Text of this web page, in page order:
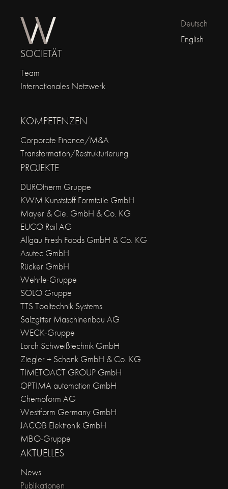
Deutsch
English
SOCIETÄT
Team
Internationales Netzwerk
KOMPETENZEN
Corporate Finance/M&A
Transformation/Restrukturierung
PROJEKTE
DUROtherm Gruppe
KWM Kunststoff Formteile GmbH
Mayer & Cie. GmbH & Co. KG
EUCO Rail AG
Allgäu Fresh Foods GmbH & Co. KG
Asutec GmbH
Rücker GmbH
Wehrle-Gruppe
SOLO Gruppe
TTS Tooltechnik Systems
Salzgitter Maschinenbau AG
WECK-Gruppe
Lorch Schweißtechnik GmbH
Ziegler + Schenk GmbH & Co. KG
TIMETOACT GROUP GmbH
OPTIMA automation GmbH
Chemoform AG
Westiform Germany GmbH
JACOB Elektronik GmbH
MBO-Gruppe
AKTUELLES
News
Publikationen